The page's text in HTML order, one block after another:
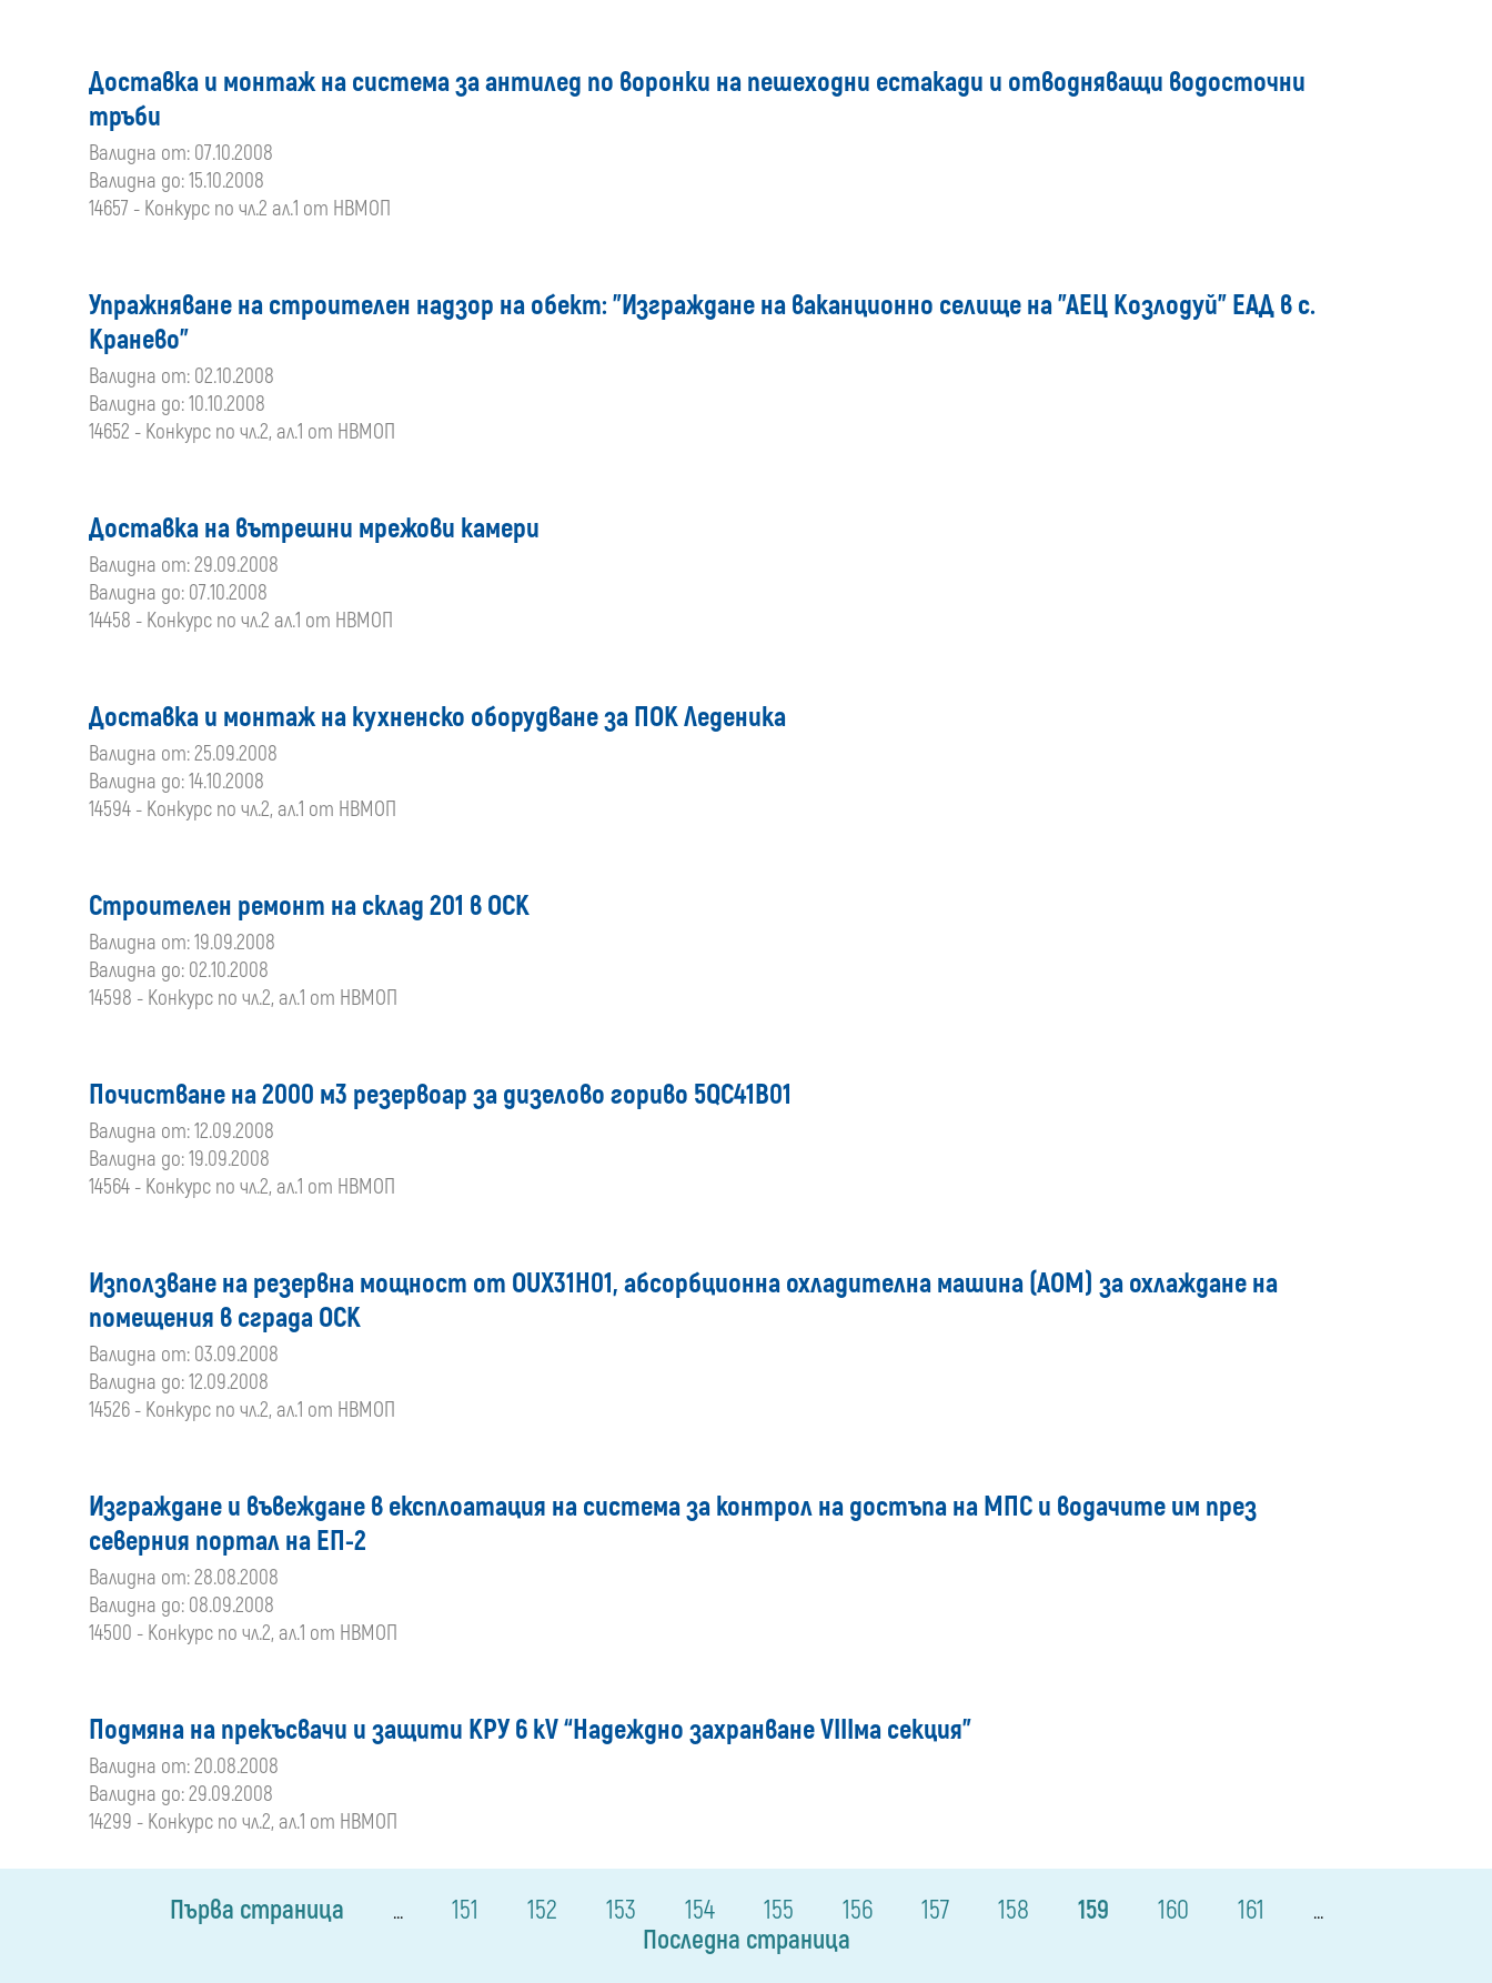
Доставка и монтаж на система за антилед по воронки на пешеходни естакади и отводняващи водосточни
тръби
Валидна от: 07.10.2008
Валидна до: 15.10.2008
14657 - Конкурс по чл.2 ал.1 от НВМОП
Упражняване на строителен надзор на обект: "Изграждане на ваканционно селище на "АЕЦ Козлодуй" ЕАД в с.
Кранево"
Валидна от: 02.10.2008
Валидна до: 10.10.2008
14652 - Конкурс по чл.2, ал.1 от НВМОП
Доставка на вътрешни мрежови камери
Валидна от: 29.09.2008
Валидна до: 07.10.2008
14458 - Конкурс по чл.2 ал.1 от НВМОП
Доставка и монтаж на кухненско оборудване за ПОК Леденика
Валидна от: 25.09.2008
Валидна до: 14.10.2008
14594 - Конкурс по чл.2, ал.1 от НВМОП
Строителен ремонт на склад 201 в ОСК
Валидна от: 19.09.2008
Валидна до: 02.10.2008
14598 - Конкурс по чл.2, ал.1 от НВМОП
Почистване на 2000 м3 резервоар за дизелово гориво 5QC41B01
Валидна от: 12.09.2008
Валидна до: 19.09.2008
14564 - Конкурс по чл.2, ал.1 от НВМОП
Използване на резервна мощност от OUX31H01, абсорбционна охладителна машина (АОМ) за охлаждане на
помещения в сграда ОСК
Валидна от: 03.09.2008
Валидна до: 12.09.2008
14526 - Конкурс по чл.2, ал.1 от НВМОП
Изграждане и въвеждане в експлоатация на система за контрол на достъпа на МПС и водачите им през
северния портал на ЕП-2
Валидна от: 28.08.2008
Валидна до: 08.09.2008
14500 - Конкурс по чл.2, ал.1 от НВМОП
Подмяна на прекъсвачи и защити КРУ 6 кV “Надеждно захранване VIIIма секция"
Валидна от: 20.08.2008
Валидна до: 29.09.2008
14299 - Конкурс по чл.2, ал.1 от НВМОП
Първа страница ... 151 152 153 154 155 156 157 158 159 160 161 ...
Последна страница